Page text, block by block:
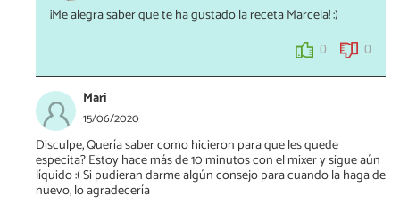
¡Me alegra saber que te ha gustado la receta Marcela! :)
0 0
Mari
15/06/2020
Disculpe, Quería saber como hicieron para que les quede
especita? Estoy hace más de 10 minutos con el mixer y sigue aún
líquido :( Si pudieran darme algún consejo para cuando la haga de
nuevo, lo agradecería